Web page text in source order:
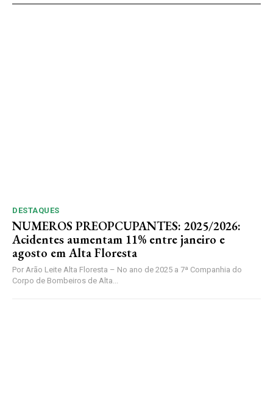
DESTAQUES
NUMEROS PREOPCUPANTES: 2025/2026:
Acidentes aumentam 11% entre janeiro e
agosto em Alta Floresta
Por Arão Leite Alta Floresta – No ano de 2025 a 7ª Companhia do
Corpo de Bombeiros de Alta...